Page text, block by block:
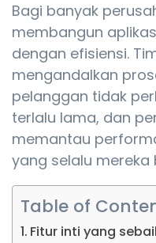
Bagi banyak
membangun
dengan efisiensi.
mengandalkan
pelanggan tidak
terlalu lama, dan
memantau
yang selalu
Table of
Fitur inti yang